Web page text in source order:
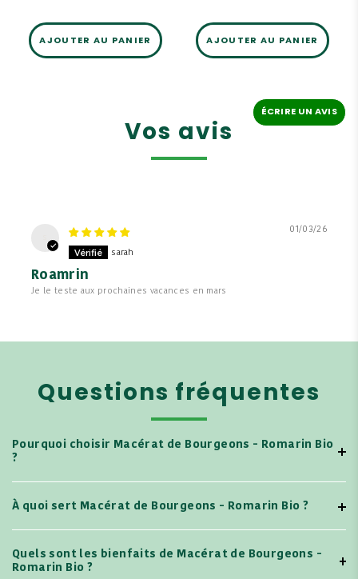
AJOUTER AU PANIER AJOUTER AU PANIER
Vos avis
ÉCRIRE UN AVIS
01/03/26
sarah
Roamrin
Je le teste aux prochaines vacances en mars
Questions fréquentes
Pourquoi choisir Macérat de Bourgeons - Romarin Bio
?
À quoi sert Macérat de Bourgeons - Romarin Bio ?
Quels sont les bienfaits de Macérat de Bourgeons -
Romarin Bio ?